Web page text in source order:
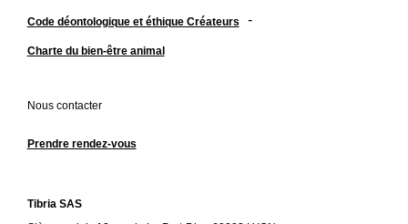
Code déontologique et éthique Créateurs -
Charte du bien-être animal
Nous contacter
Prendre rendez-vous
Tibria SAS